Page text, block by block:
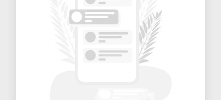
Für komplexere oder hochspezialisierte
Aufgaben steht zusätzlich das E-Lab der
mit erweitertem Equipment
und professioneller Infrastruktur zur